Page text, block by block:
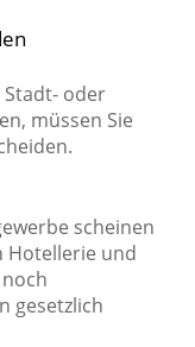
Stadt- oder
müssen Sie
scheinen
Hotellerie und
gesetzlich